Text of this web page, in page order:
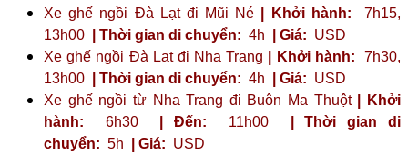
Xe ghế ngồi Đà Lạt đi Mũi Né
| Khởi hành: 7h15,
13h00
| Thời gian di chuyển: 4h | Giá: USD
Xe ghế ngồi Đà Lạt đi Nha Trang
| Khởi hành: 7h30,
13h00
| Thời gian di chuyển: 4h | Giá: USD
Xe ghế ngồi từ Nha Trang đi Buôn Ma Thuột
| Khởi
hành: 6h30 | Đến: 11h00
| Thời gian di
chuyển: 5h | Giá: USD